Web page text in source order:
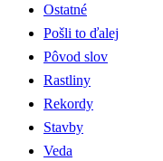
Ostatné
Pošli to ďalej
Pôvod slov
Rastliny
Rekordy
Stavby
Veda